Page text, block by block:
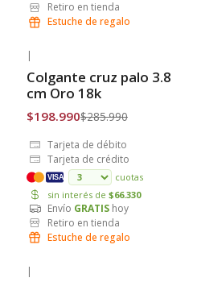
Retiro en tienda
Estuche de regalo
Envío Gratis
|
Colgante cruz palo 3.8
cm Oro 18k
$198.990$285.990
Tarjeta de débito
Tarjeta de crédito
VISA
cuotas
sin interés de $66.330
Envío GRATIS hoy
Retiro en tienda
Estuche de regalo
|